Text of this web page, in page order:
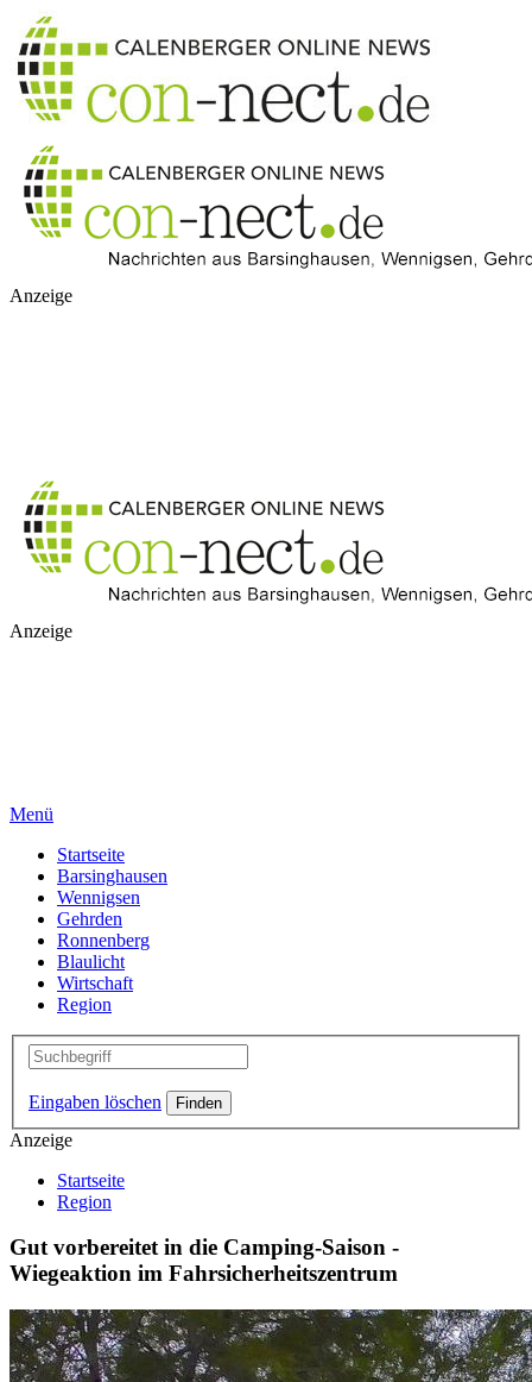
Anzeige
Anzeige
Menü
Startseite
Barsinghausen
Wennigsen
Gehrden
Ronnenberg
Blaulicht
Wirtschaft
Region
Eingaben löschen
Anzeige
Startseite
Region
Gut vorbereitet in die Camping-Saison -
Wiegeaktion im Fahrsicherheitszentrum